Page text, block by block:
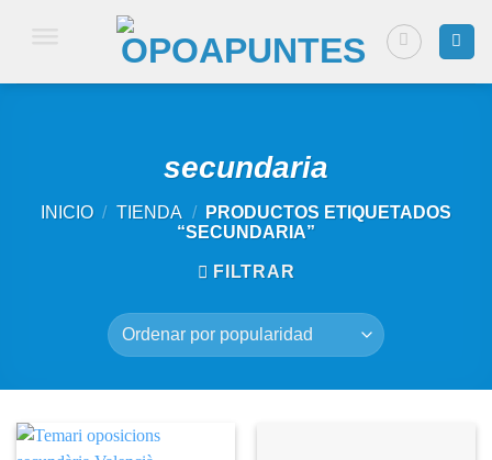
secundaria
INICIO / TIENDA /
PRODUCTOS ETIQUETADOS
“SECUNDARIA”
FILTRAR